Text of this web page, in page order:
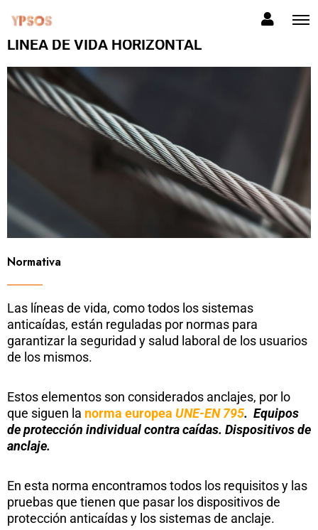
LÍNEA DE VIDA HORIZONTAL
Normativa
Las líneas de vida, como todos los sistemas
anticaídas, están reguladas por normas para
garantizar la seguridad y salud laboral de los usuarios
de los mismos.
Estos elementos son considerados anclajes, por lo
que siguen la norma europea UNE-EN 795. Equipos
de protección individual contra caídas. Dispositivos de
anclaje.
En esta norma encontramos todos los requisitos y las
pruebas que tienen que pasar los dispositivos de
protección anticaídas y los sistemas de anclaje.